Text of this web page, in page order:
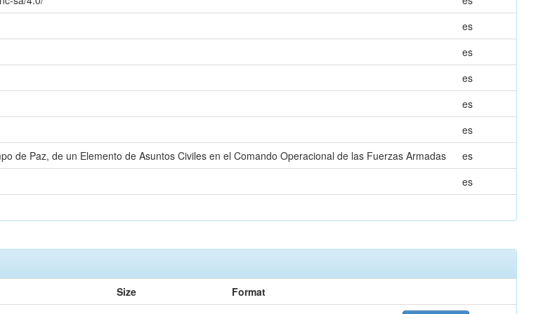
es
es
es
es
es
de Paz, de un Elemento de Asuntos Civiles en el Comando Operacional de las Fuerzas Armadas
es
es
Size
Format